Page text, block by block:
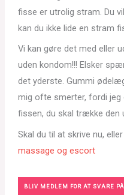
fisse er utrolig stram. Du
kan du ikke lide en stram
Vi kan gøre det med eller
uden kondom!!! Elsker
det yderste. Gummi
mig ofte smerter, fordi jeg
fissen, du skal trække den
Skal du til at skrive nu,
massage og escort
BLIV MEDLEM FOR AT SVARE